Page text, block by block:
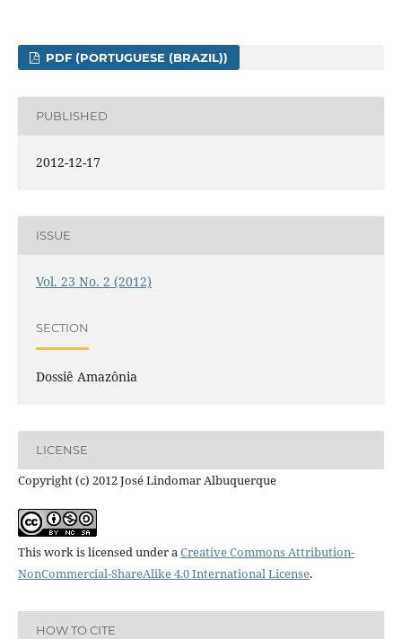
PDF (PORTUGUESE (BRAZIL))
PUBLISHED
2012-12-17
ISSUE
Vol. 23 No. 2 (2012)
SECTION
Dossiê Amazônia
LICENSE
Copyright (c) 2012 José Lindomar Albuquerque
This work is licensed under aCreative Commons Attribution-
NonCommercial-ShareAlike 4.0 International License.
HOW TO CITE